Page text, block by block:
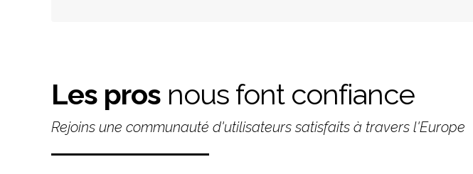
Les pros nous font confiance
Rejoins une communauté d'utilisateurs satisfaits à travers l'Europe